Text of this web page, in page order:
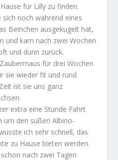
für Lilly zu finden.
noch während eines
Beinchen ausgekugelt hat,
und kam nach zwei Wochen
und dünn zurück.
für drei Wochen
sie wieder fit und rund
ist sie uns ganz
extra eine Stunde Fahrt
um den süßen Albino-
ich sehr schnell, das
zu Hause bieten werden.
nach zwei Tagen